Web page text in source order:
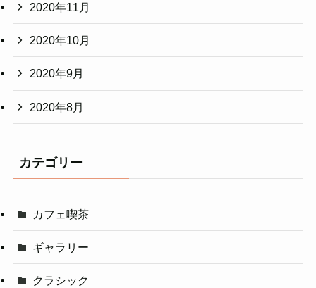
2020年11月
2020年10月
2020年9月
2020年8月
カテゴリー
カフェ喫茶
ギャラリー
クラシック